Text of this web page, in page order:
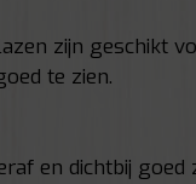
zijn geschikt
te zien.
en dichtbij goed